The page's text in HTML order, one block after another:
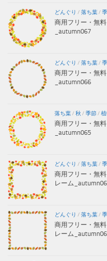
どんぐり / 落ち葉/
商用フリー・無
_autumn067
どんぐり / 落ち葉/
商用フリー・無
_autumn066
落ち葉/ 秋 / 季節/
商用フリー・無
_autumn065
どんぐり / 落ち葉/
商用フリー・無
レーム
どんぐり / 落ち葉/
商用フリー・無
レーム